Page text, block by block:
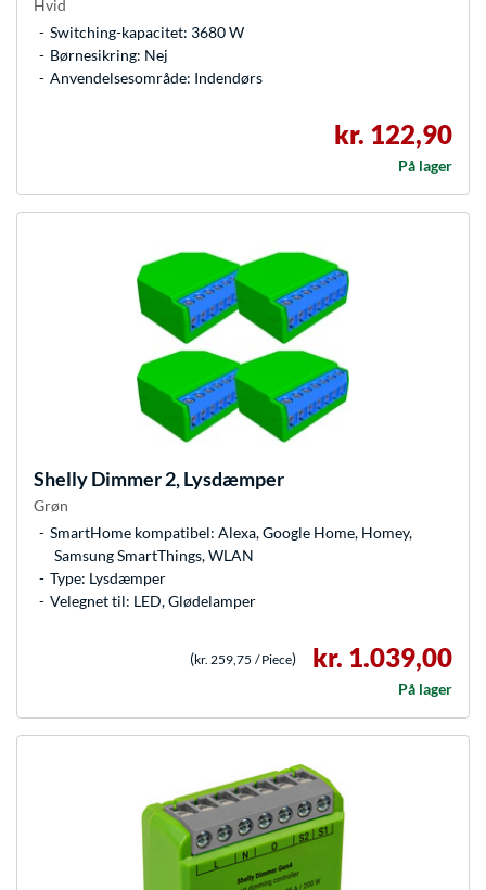
Hvid
Switching-kapacitet: 3680 W
Børnesikring: Nej
Anvendelsesområde: Indendørs
kr. 122,90
På lager
ShellyDimmer 2, Lysdæmper
Grøn
SmartHome kompatibel: Alexa, Google Home, Homey,
Samsung SmartThings, WLAN
Type: Lysdæmper
Velegnet til: LED, Glødelamper
(kr. 259,75 / Piece) kr. 1.039,00
På lager